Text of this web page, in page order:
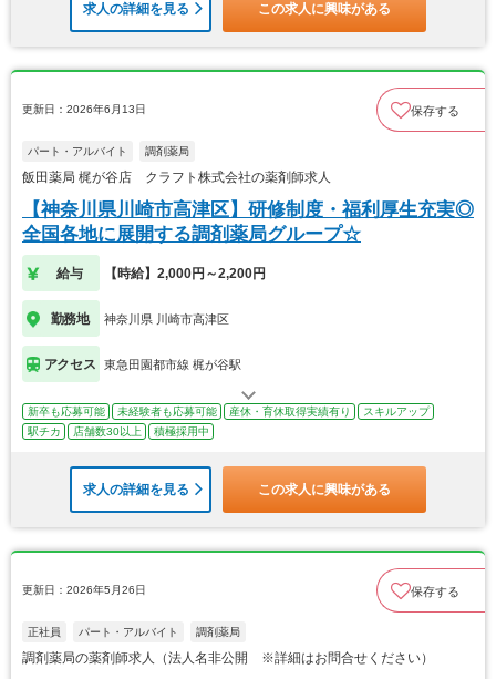
求人の詳細を見る この求人に興味がある
更新日：2026年6月13日 保存する
パート・アルバイト 調剤薬局
飯田薬局 梶が谷店 クラフト株式会社の薬剤師求人
【神奈川県川崎市高津区】研修制度・福利厚生充実◎
全国各地に展開する調剤薬局グループ☆
給与 【時給】2,000円～2,200円
勤務地 神奈川県 川崎市高津区
アクセス 東急田園都市線 梶が谷駅
新卒も応募可能 未経験者も応募可能 産休・育休取得実績有り
スキルアップ
駅チカ
店舗数30以上 積極採用中
求人の詳細を見る この求人に興味がある
更新日：2026年5月26日 保存する
正社員 パート・アルバイト 調剤薬局
調剤薬局の薬剤師求人（法人名非公開 ※詳細はお問合せください）